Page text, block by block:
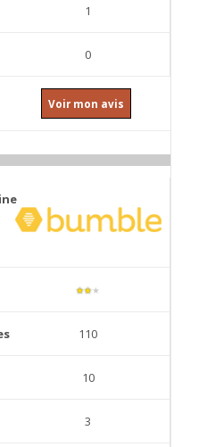
1
0
Voir mon avis
★★★
110
10
3